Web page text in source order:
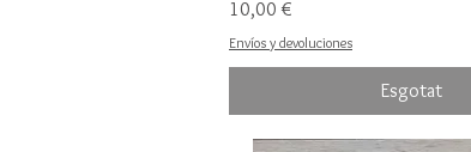
Preu
10,00 €
Envíos y devoluciones
Esgotat